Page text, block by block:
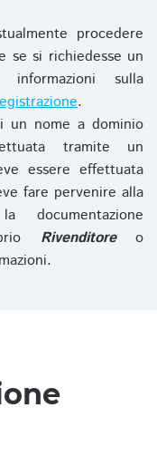
procedere
se si richiedesse un
sulla
.
un nome a dominio
tramite un
essere effettuata
fare pervenire alla
Rivenditoreo